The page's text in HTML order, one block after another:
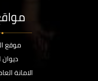
موقع
الامانة